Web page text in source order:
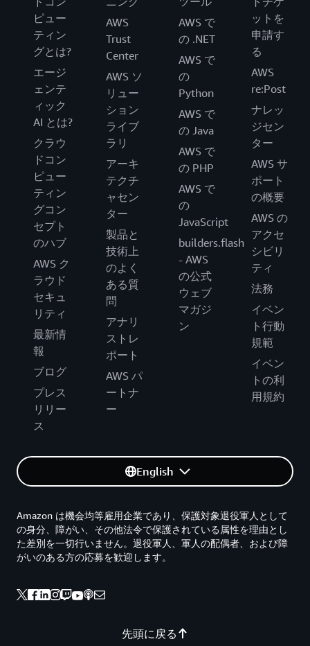
ピュー
ティン
グとは?
エージ
ェンテ
ィック
AI とは?
クラウ
ドコン
ピュー
ティン
グコン
セプト
のハブ
AWS ク
ラウド
セキュ
リティ
最新情
報
ブログ
プレス
リリー
ス
AWS
Trust
Center
AWS ソ
リュー
ション
ライブ
ラリ
アーキ
テクチ
ャセン
ター
製品と
技術上
のよく
ある質
問
アナリ
ストレ
ポート
AWS パ
ートナ
ー
AWS で
の .NET
AWS で
の
Python
AWS で
の Java
AWS で
の PHP
AWS で
の
JavaScript
builders.flash
- AWS
の公式
ウェブ
マガジ
ン
ットを
申請す
る
AWS
re:Post
ナレッ
ジセン
ター
AWS サ
ポート
の概要
AWS の
アクセ
シビリ
ティ
法務
イベン
ト行動
規範
イベン
トの利
用規約
English
先頭に戻る
Amazon は機会均等雇用企業であり、保護対象退役軍人として
の身分、障がい、その他法令で保護されている属性を理由とし
た差別を一切行いません。退役軍人、軍人の配偶者、および障
がいのある方の応募を歓迎します。